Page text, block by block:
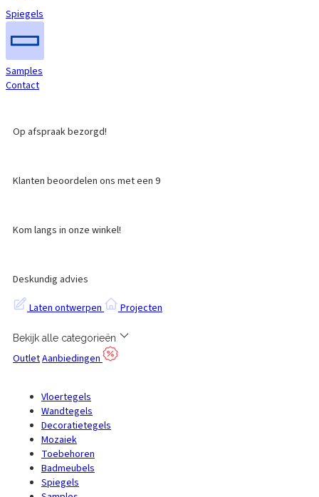
Spiegels
Samples
Contact
Op afspraak bezorgd!
Klanten beoordelen ons met een 9
Kom langs in onze winkel!
Deskundig advies
Laten ontwerpen
Projecten
Bekijk alle categorieën
OutletAanbiedingen
Vloertegels
Wandtegels
Decoratietegels
Mozaiek
Toebehoren
Badmeubels
Spiegels